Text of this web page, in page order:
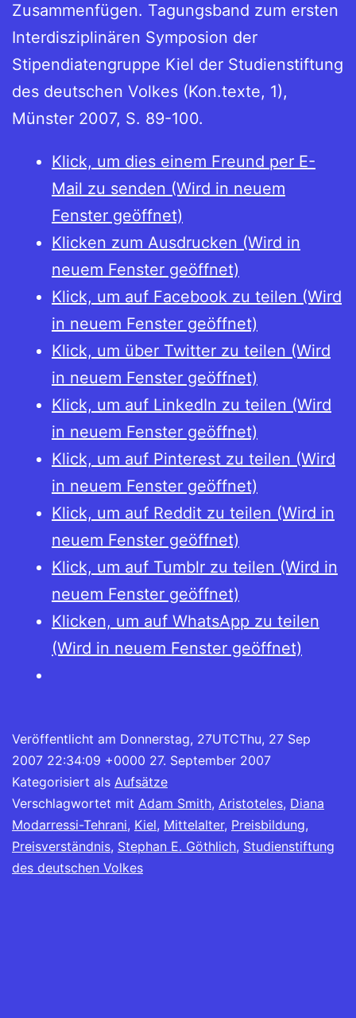
Zusammenfügen. Tagungsband zum ersten
Interdisziplinären Symposion der
Stipendiatengruppe Kiel der Studienstiftung
des deutschen Volkes (Kon.texte, 1),
Münster 2007, S. 89-100.
Klick, um dies einem Freund per E-
Mail zu senden (Wird in neuem
Fenster geöffnet)
Klicken zum Ausdrucken (Wird in
neuem Fenster geöffnet)
Klick, um auf Facebook zu teilen (Wird
in neuem Fenster geöffnet)
Klick, um über Twitter zu teilen (Wird
in neuem Fenster geöffnet)
Klick, um auf LinkedIn zu teilen (Wird
in neuem Fenster geöffnet)
Klick, um auf Pinterest zu teilen (Wird
in neuem Fenster geöffnet)
Klick, um auf Reddit zu teilen (Wird in
neuem Fenster geöffnet)
Klick, um auf Tumblr zu teilen (Wird in
neuem Fenster geöffnet)
Klicken, um auf WhatsApp zu teilen
(Wird in neuem Fenster geöffnet)
Veröffentlicht am Donnerstag, 27UTCThu, 27 Sep
2007 22:34:09 +0000 27. September 2007
Kategorisiert als Aufsätze
Verschlagwortet mit Adam Smith, Aristoteles, Diana
Modarressi-Tehrani, Kiel, Mittelalter, Preisbildung,
Preisverständnis, Stephan E. Göthlich, Studienstiftung
des deutschen Volkes